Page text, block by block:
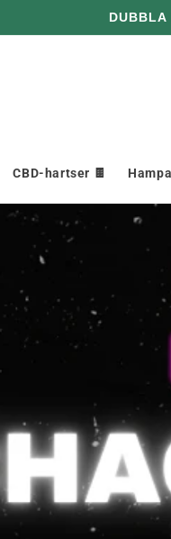
DUBBLA
CBD-hartser 🍫